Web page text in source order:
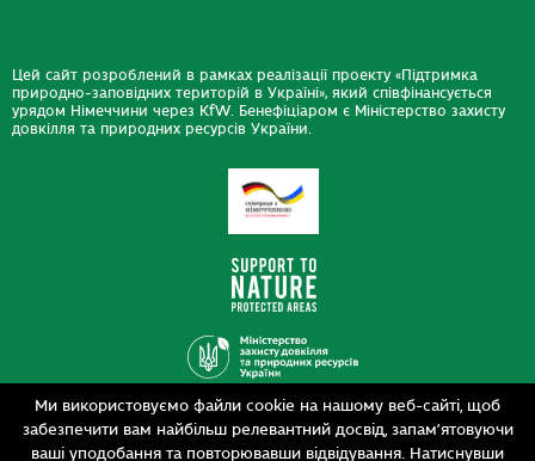
Ми використовуємо файли cookie на нашому веб-сайті, щоб
забезпечити вам найбільш релевантний досвід, запам’ятовуючи
ваші уподобання та повторювавши відвідування. Натиснувши
Цей сайт розроблений в рамках реалізації проекту «Підтримка
природно-заповідних територій в Україні», який співфінансується
урядом Німеччини через KfW. Бенефіціаром є Міністерство захисту
довкілля та природних ресурсів України.
Дизайн
Розробка
siteGist